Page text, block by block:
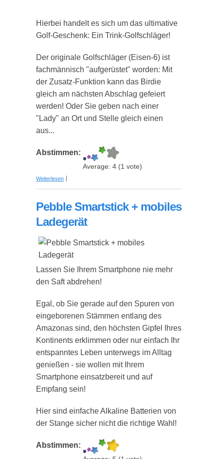
Hierbei handelt es sich um das ultimative
Golf-Geschenk: Ein Trink-Golfschläger!
Der originale Golfschläger (Eisen-6) ist
fachmännisch "aufgerüstet" worden: Mit
der Zusatz-Funktion kann das Birdie
gleich am nächsten Abschlag gefeiert
werden! Oder Sie geben nach einer
"Lady" an Ort und Stelle gleich einen
aus...
Abstimmen:
Average: 4 (1 vote)
Weiterlesen über 6er Eisen mit Flachmann-Funktion
Pebble Smartstick + mobiles
Ladegerät
Lassen Sie Ihrem Smartphone nie mehr
den Saft abdrehen!
Egal, ob Sie gerade auf den Spuren von
eingeborenen Stämmen entlang des
Amazonas sind, den höchsten Gipfel Ihres
Kontinents erklimmen oder nur einfach Ihr
entspanntes Leben unterwegs im Alltag
genießen - sie wollen mit Ihrem
Smartphone einsatzbereit und auf
Empfang sein!
Hier sind einfache Alkaline Batterien von
der Stange sicher nicht die richtige Wahl!
Abstimmen: